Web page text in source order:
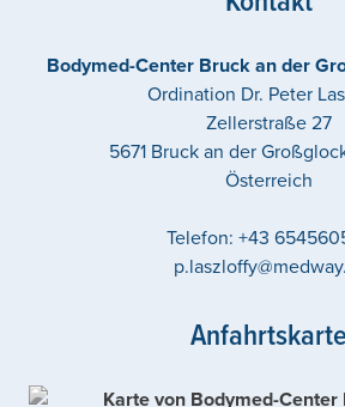
Bodymed-Center Bruck an der
Ordination Dr. Peter
Zellerstraße 27
5671 Bruck an der
Österreich
Telefon: +43
Anfahrtskarte